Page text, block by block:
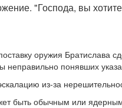
"Господа, вы
оружия
неправильно понявших
из-за
быть обычным или